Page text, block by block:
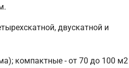
двускатной и
компактные - от 70 до 100 м2